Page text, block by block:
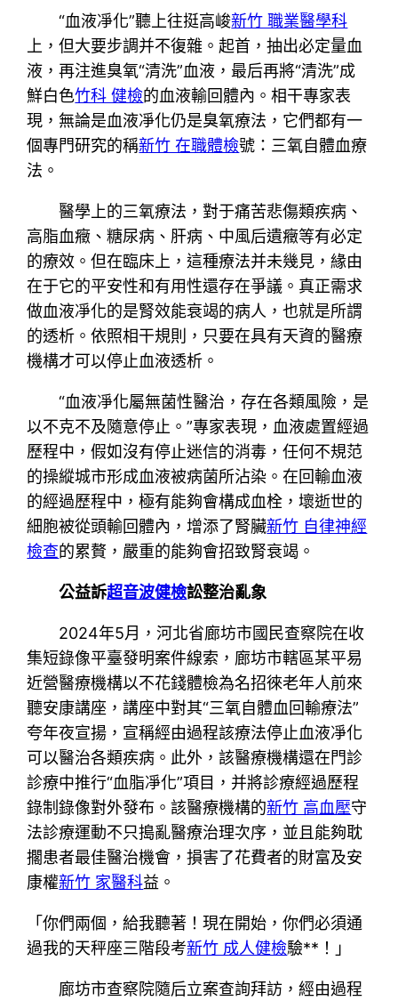
“血液凈化”聽上往挺高峻新竹 職業醫學科
上，但大要步調并不復雜。起首，抽出必定量血
液，再注進臭氧“清洗”血液，最后再將“清洗”成
鮮白色竹科 健檢的血液輸回體內。相干專家表
現，無論是血液凈化仍是臭氧療法，它們都有一
個專門研究的稱新竹 在職體檢號：三氧自體血療
法。
醫學上的三氧療法，對于痛苦悲傷類疾病、
高脂血癥、糖尿病、肝病、中風后遺癥等有必定
的療效。但在臨床上，這種療法并未幾見，緣由
在于它的平安性和有用性還存在爭議。真正需求
做血液凈化的是腎效能衰竭的病人，也就是所謂
的透析。依照相干規則，只要在具有天資的醫療
機構才可以停止血液透析。
“血液凈化屬無菌性醫治，存在各類風險，是
以不克不及隨意停止。”專家表現，血液處置經過
歷程中，假如沒有停止迷信的消毒，任何不規范
的操縱城市形成血液被病菌所沾染。在回輸血液
的經過歷程中，極有能夠會構成血栓，壞逝世的
細胞被從頭輸回體內，增添了腎臟新竹 自律神經
檢查的累贅，嚴重的能夠會招致腎衰竭。
公益訴超音波健檢訟整治亂象
2024年5月，河北省廊坊市國民查察院在收
集短錄像平臺發明案件線索，廊坊市轄區某平易
近營醫療機構以不花錢體檢為名招徠老年人前來
聽安康講座，講座中對其“三氧自體血回輸療法”
夸年夜宣揚，宣稱經由過程該療法停止血液凈化
可以醫治各類疾病。此外，該醫療機構還在門診
診療中推行“血脂凈化”項目，并將診療經過歷程
錄制錄像對外發布。該醫療機構的新竹 高血壓守
法診療運動不只搗亂醫療治理次序，並且能夠耽
擱患者最佳醫治機會，損害了花費者的財富及安
康權新竹 家醫科益。
「你們兩個，給我聽著！現在開始，你們必須通
過我的天秤座三階段考新竹 成人健檢驗**！」
廊坊市查察院隨后立案查詢拜訪，經由過程